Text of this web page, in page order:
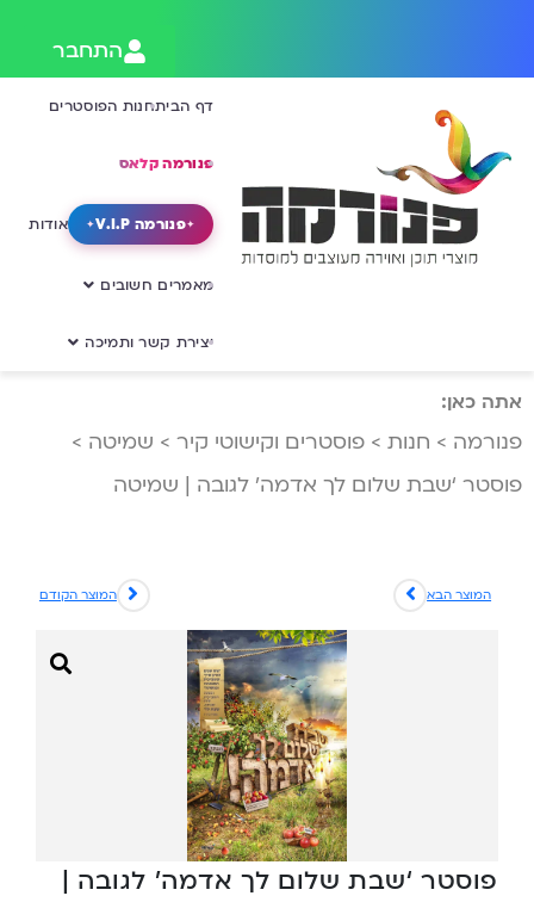
התחבר
דף הביתחנות הפוסטרים
פנורמה קלאס
פנורמה V.I.P אודות
מאמרים חשובים
יצירת קשר ותמיכה
אתה כאן:
פנורמה > חנות > פוסטרים וקישוטי קיר > שמיטה >
פוסטר ‘שבת שלום לך אדמה’ לגובה | שמיטה
המוצר הקודם המוצר הבא
פוסטר ‘שבת שלום לך אדמה’ לגובה |